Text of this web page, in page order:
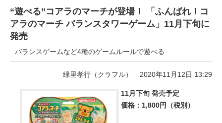
“遊べる”コアラのマーチが登場！ 「ふんばれ！コ
アラのマーチ バランスタワーゲーム」11月下旬に
発売
バランスゲームなど4種のゲームルールで遊べる
緑里孝行（クラフル） 2020年11月12日 13:29
11月下旬 発売予定
価格：1,800円（税別）